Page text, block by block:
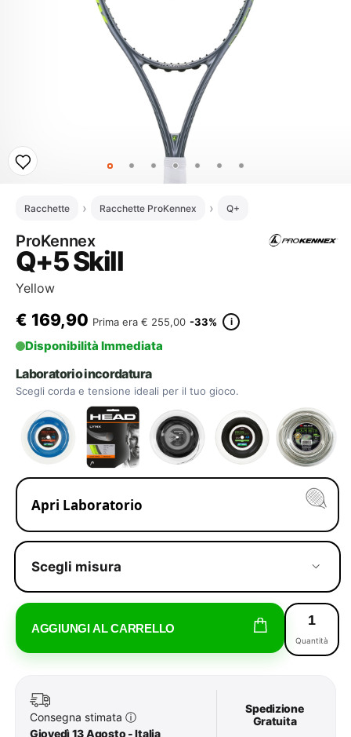
Racchette Racchette ProKennex Q+
ProKennex
Q+5 Skill
Yellow
€ 169,90 Prima era € 255,00 -33% i
Disponibilità Immediata
Laboratorio incordatura
Scegli corda e tensione ideali per il tuo gioco.
Apri Laboratorio
Scegli misura
AGGIUNGI AL CARRELLO
Quantità
Consegna stimata ⓘ
Giovedì 13 Agosto - Italia
Spedizione
Gratuita